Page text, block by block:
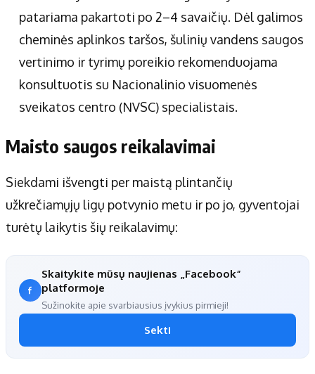
patariama pakartoti po 2–4 savaičių. Dėl galimos
cheminės aplinkos taršos, šulinių vandens saugos
vertinimo ir tyrimų poreikio rekomenduojama
konsultuotis su Nacionalinio visuomenės
sveikatos centro (NVSC) specialistais.
Maisto saugos reikalavimai
Siekdami išvengti per maistą plintančių
užkrečiamųjų ligų potvynio metu ir po jo, gyventojai
turėtų laikytis šių reikalavimų:
Skaitykite mūsų naujienas „Facebook“
platformoje
Sužinokite apie svarbiausius įvykius pirmieji!
Sekti